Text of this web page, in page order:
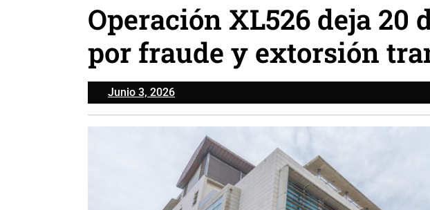
Operación XL526 deja 20
por fraude y extorsión
Junio 3, 2026Junio
3,
2026